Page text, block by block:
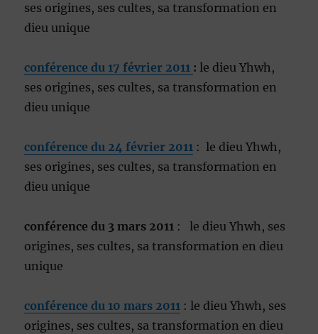
ses origines, ses cultes, sa transformation en
dieu unique
conférence du 17 février 2011 : le dieu Yhwh,
ses origines, ses cultes, sa transformation en
dieu unique
conférence du 24 février 2011 : le dieu Yhwh,
ses origines, ses cultes, sa transformation en
dieu unique
conférence du 3 mars 2011 : le dieu Yhwh, ses
origines, ses cultes, sa transformation en dieu
unique
conférence du 10 mars 2011 : le dieu Yhwh, ses
origines, ses cultes, sa transformation en dieu